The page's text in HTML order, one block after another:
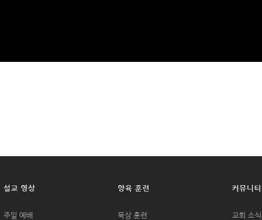
설교 영상
주일 예배
양육 훈련
묵상 훈련
커뮤니티
교회 소식